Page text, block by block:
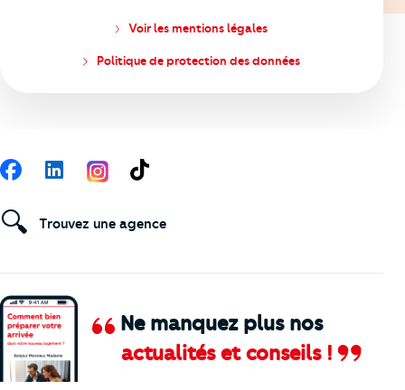
Voir les mentions légales
Politique de protection des données
Ne manquez plus nos
actualités et conseils !
Suivez-nous
FacebookLinkedIn TikTok
🔍 Trouvez une agence